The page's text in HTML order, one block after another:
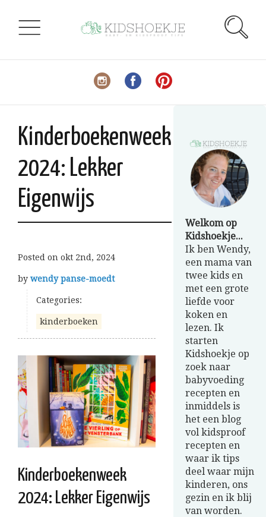
Kinderboekenweek
2024: Lekker
Eigenwijs
Posted on okt 2nd, 2024
by wendy panse-moedt
Categories:
kinderboeken
Kinderboekenweek
2024: Lekker Eigenwijs
Welkom op
Kidshoekje...
Ik ben Wendy,
een mama van
twee kids en
met een grote
liefde voor
koken en
lezen. Ik
starten
Kidshoekje op
zoek naar
babyvoeding
recepten en
inmiddels is
het een blog
vol kidsproof
recepten en
waar ik tips
deel waar mijn
kinderen, ons
gezin en ik blij
van worden.